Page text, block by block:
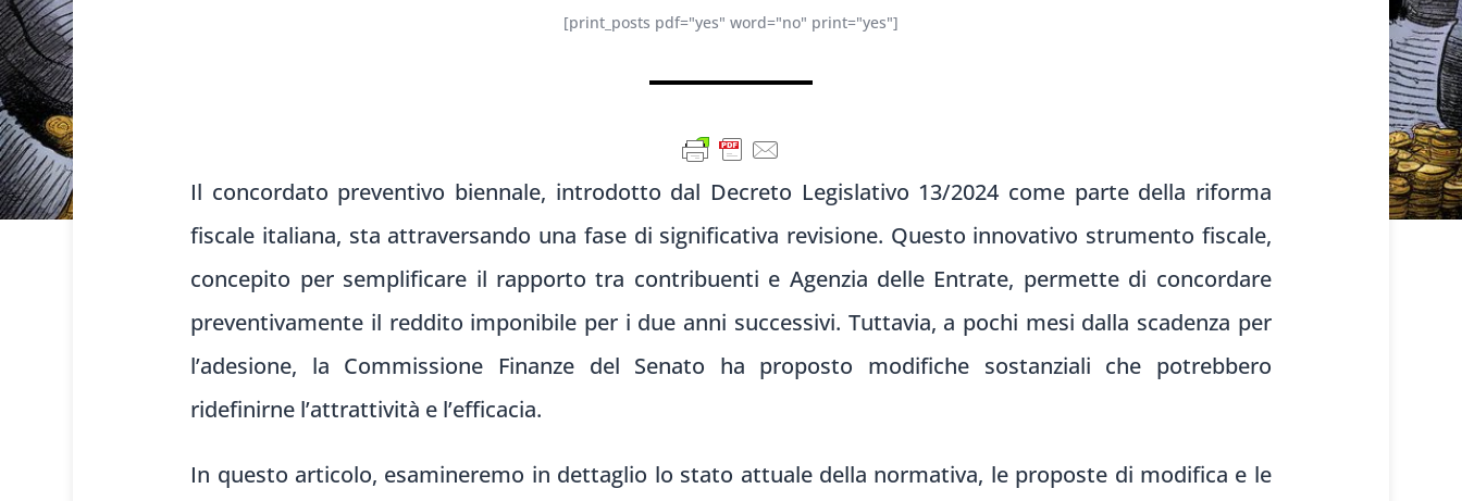
[print_posts pdf="yes" word="no" print="yes"]
Il concordato preventivo biennale, introdotto dal Decreto Legislativo 13/2024 come parte della riforma
fiscale italiana, sta attraversando una fase di significativa revisione. Questo innovativo strumento fiscale,
concepito per semplificare il rapporto tra contribuenti e Agenzia delle Entrate, permette di concordare
preventivamente il reddito imponibile per i due anni successivi. Tuttavia, a pochi mesi dalla scadenza per
l’adesione, la Commissione Finanze del Senato ha proposto modifiche sostanziali che potrebbero
ridefinirne l’attrattività e l’efficacia.
In questo articolo, esamineremo in dettaglio lo stato attuale della normativa, le proposte di modifica e le